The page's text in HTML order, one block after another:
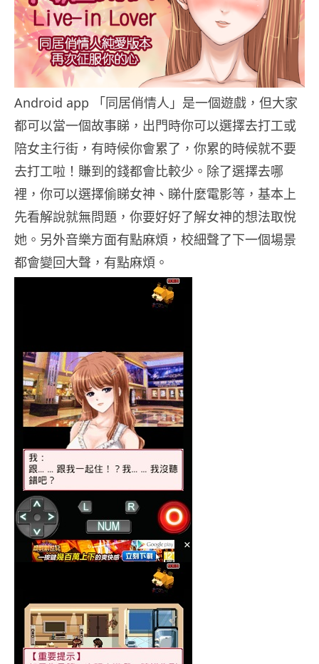
Android app 「同居俏情人」是一個遊戲，但大家
都可以當一個故事睇，出門時你可以選擇去打工或
陪女主行街，有時候你會累了，你累的時候就不要
去打工啦！賺到的錢都會比較少。除了選擇去哪
裡，你可以選擇偷睇女神、睇什麼電影等，基本上
先看解說就無問題，你要好好了解女神的想法取悅
她。另外音樂方面有點麻煩，校細聲了下一個場景
都會變回大聲，有點麻煩。